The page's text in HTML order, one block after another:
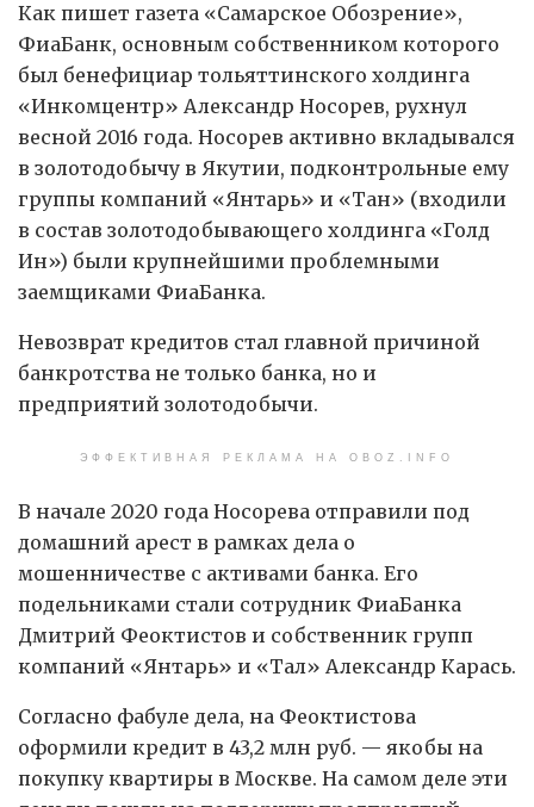
Как пишет газета «Самарское Обозрение»,
ФиаБанк, основным собственником которого
был бенефициар тольяттинского холдинга
«Инкомцентр» Александр Носорев, рухнул
весной 2016 года. Носорев активно вкладывался
в золотодобычу в Якутии, подконтрольные ему
группы компаний «Янтарь» и «Тан» (входили
в состав золотодобывающего холдинга «Голд
Ин») были крупнейшими проблемными
заемщиками ФиаБанка.
Невозврат кредитов стал главной причиной
банкротства не только банка, но и
предприятий золотодобычи.
ЭФФЕКТИВНАЯ РЕКЛАМА НА OBOZ.INFO
В начале 2020 года Носорева отправили под
домашний арест в рамках дела о
мошенничестве с активами банка. Его
подельниками стали сотрудник ФиаБанка
Дмитрий Феоктистов и собственник групп
компаний «Янтарь» и «Тал» Александр Карась.
Согласно фабуле дела, на Феоктистова
оформили кредит в 43,2 млн руб. — якобы на
покупку квартиры в Москве. На самом деле эти